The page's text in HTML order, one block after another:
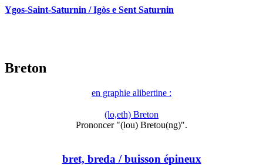
Ygos-Saint-Saturnin / Igòs e Sent Saturnin
Breton
en graphie alibertine :
(lo,eth) Breton
Prononcer "(lou) Bretou(ng)".
bret, breda / buisson épineux